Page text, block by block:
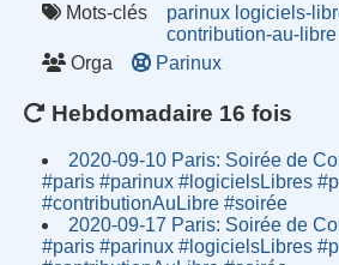
Mots-clés
parinux logiciels-
contribution-au-libre
Orga
Parinux
Hebdomadaire 16 fois
2020-09-10 Paris: Soirée de
#paris #parinux #logicielsLibres
#contributionAuLibre #soirée
2020-09-17 Paris: Soirée de
#paris #parinux #logicielsLibres